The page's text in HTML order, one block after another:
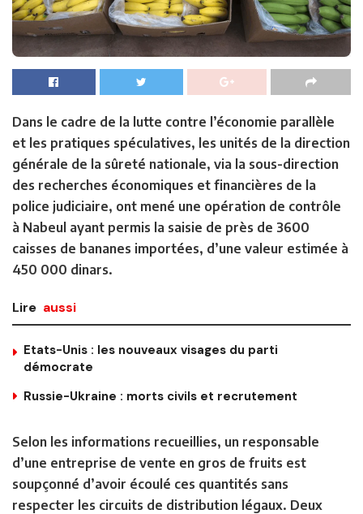
Dans le cadre de la lutte contre l’économie parallèle
et les pratiques spéculatives, les unités de la direction
générale de la sûreté nationale, via la sous-direction
des recherches économiques et financières de la
police judiciaire, ont mené une opération de contrôle
à Nabeul ayant permis la saisie de près de 3600
caisses de bananes importées, d’une valeur estimée à
450 000 dinars.
Lire aussi
Etats-Unis : les nouveaux visages du parti
démocrate
Russie-Ukraine : morts civils et recrutement
Selon les informations recueillies, un responsable
d’une entreprise de vente en gros de fruits est
soupçonné d’avoir écoulé ces quantités sans
respecter les circuits de distribution légaux. Deux